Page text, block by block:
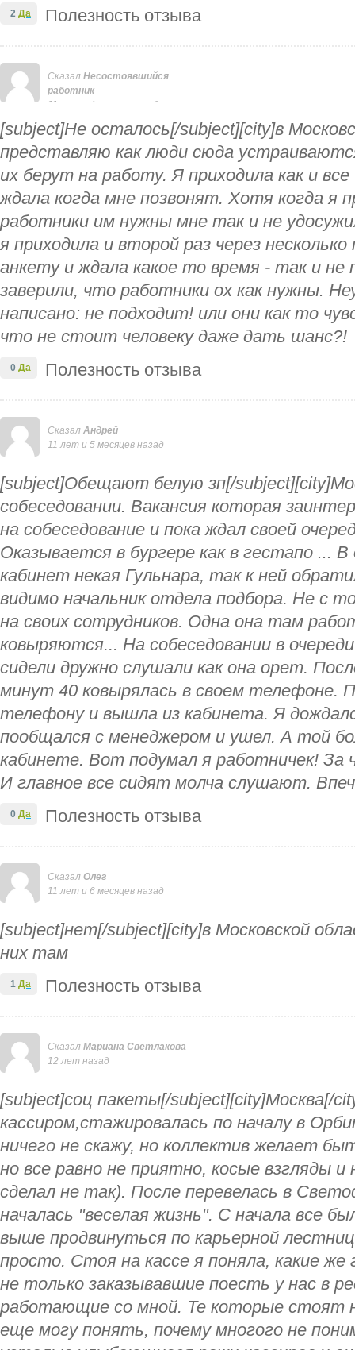
Полезность отзыва
2 Да
Сказал Несостоявшийся
работник
11 лет и 4 месяца назад
[subject]Не осталось[/subject][city]в
представляю как люди сюда
их берут на работу. Я приходила как и
ждала когда мне позвонят. Хотя когда я
работники им нужны мне так и не
я приходила и второй раз через
анкету и ждала какое то время - так и не
заверили, что работники ох как нужны.
написано: не подходит! или они как то
что не стоит человеку даже дать шанс?!
Полезность отзыва
0 Да
Сказал Андрей
11 лет и 5 месяцев назад
[subject]Обещают белую зп[/
собеседовании. Вакансия которая
на собеседование и пока ждал своей
Оказывается в бургере как в гестапо ...
кабинет некая Гульнара, так к ней
видимо начальник отдела подбора. Не с
на своих сотрудников. Одна она там
ковыряются... На собеседовании в
сидели дружно слушали как она орет.
минут 40 ковырялась в своем телефоне.
телефону и вышла из кабинета. Я
пообщался с менеджером и ушел. А той
кабинете. Вот подумал я работничек!
И главное все сидят молча слушают.
Полезность отзыва
0 Да
Сказал Олег
11 лет и 6 месяцев назад
[subject]нет[/subject][city]в Московской
них там
Полезность отзыва
1 Да
Сказал Мариана Светлакова
12 лет назад
[subject]соц пакеты[/subject][city]Москва[/
кассиром,стажировалась по началу в
ничего не скажу, но коллектив желает
но все равно не приятно, косые взгляды
сделал не так). После перевелась в
началась "веселая жизнь". С начала все
выше продвинуться по карьерной
просто. Стоя на кассе я поняла, какие
не только заказывавшие поесть у нас в
работающие со мной. Те которые стоят
еще могу понять, почему многого не